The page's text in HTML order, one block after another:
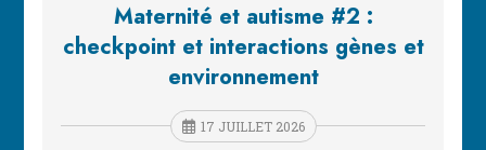
Maternité et autisme #2 :
checkpoint et interactions gènes et
environnement
17 JUILLET 2026